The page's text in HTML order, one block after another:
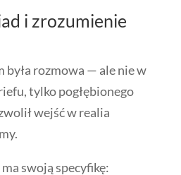
i zrozumienie
była rozmowa — ale nie w
tylko pogłębionego
wejść w realia
swoją specyfikę: